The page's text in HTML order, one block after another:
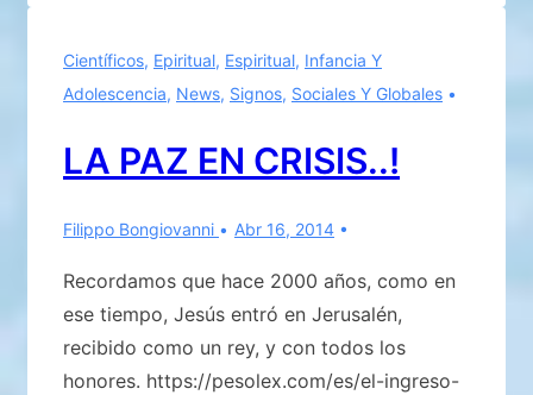
y
Mensajes
la
de
Científicos, Epiritual, Espiritual, Infancia Y
Adolescencia, News, Signos, Sociales Y Globales
LA PAZ EN CRISIS..!
Filippo Bongiovanni Abr 16, 2014
Recordamos que hace 2000 años, como en
ese tiempo, Jesús entró en Jerusalén,
recibido como un rey, y con todos los
honores. https://pesolex.com/es/el-ingreso-